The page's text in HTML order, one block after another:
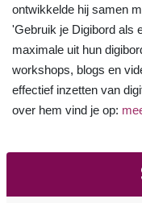
ontwikkelde hij samen
'Gebruik je Digibord als
maximale uit hun
workshops, blogs en
effectief inzetten van
over hem vind je op: